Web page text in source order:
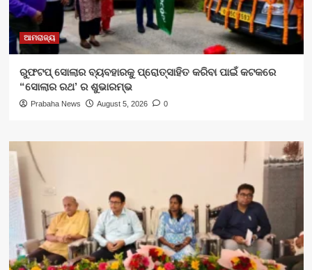
ଆମରାଜ୍ୟ
ରୁଫଟପ୍ ସୋଲାର ବ୍ୟବହାରକୁ ପ୍ରୋତ୍ସାହିତ କରିବା ପାଇଁ କଟକରେ
“ସୋଲାର ରଥ’ ର ଶୁଭାରମ୍ଭ
Prabaha News August 5, 2026 0